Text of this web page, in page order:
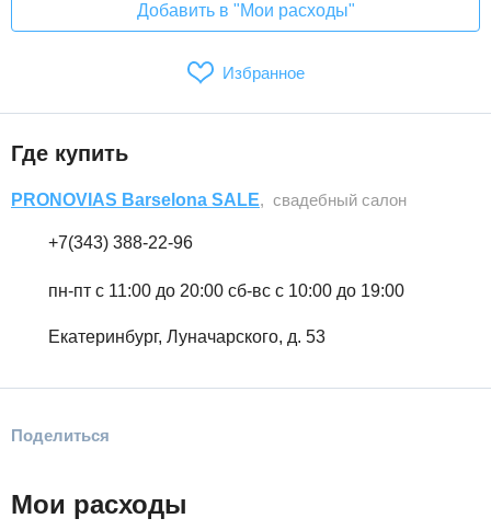
Добавить в "Мои расходы"
Избранное
Где купить
PRONOVIAS Barselona SALE, свадебный салон
+7(343) 388-22-96
пн-пт c 11:00 до 20:00 сб-вс с 10:00 до 19:00
Екатеринбург, Луначарского, д. 53
Поделиться
Мои расходы